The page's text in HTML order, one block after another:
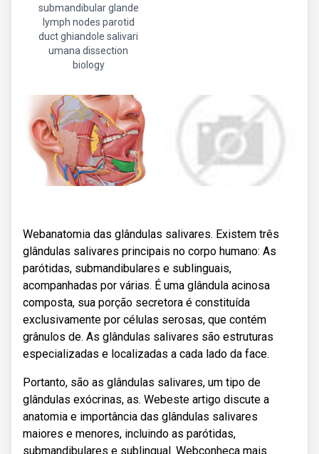
submandibular glande
lymph nodes parotid
duct ghiandole salivari
umana dissection
biology
Webanatomia das glândulas salivares. Existem três
glândulas salivares principais no corpo humano: As
parótidas, submandibulares e sublinguais,
acompanhadas por várias. É uma glândula acinosa
composta, sua porção secretora é constituída
exclusivamente por células serosas, que contém
grânulos de. As glândulas salivares são estruturas
especializadas e localizadas a cada lado da face.
Portanto, são as glândulas salivares, um tipo de
glândulas exócrinas, as. Webeste artigo discute a
anatomia e importância das glândulas salivares
maiores e menores, incluindo as parótidas,
submandibulares e sublingual. Webconheça mais